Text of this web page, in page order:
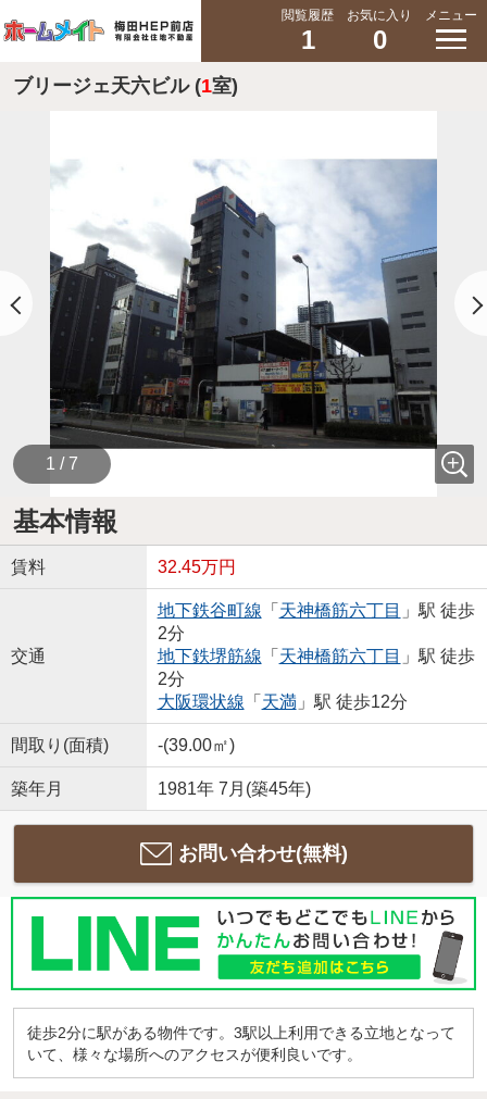
閲覧履歴
1
お気に入り
0
メニュー
ブリージェ天六ビル (1室)
1 / 7
基本情報
賃料 32.45万円
交通
地下鉄谷町線 「 天神橋筋六丁目 」駅 徒歩
2分
地下鉄堺筋線 「 天神橋筋六丁目 」駅 徒歩
2分
大阪環状線 「 天満」駅 徒歩12分
間取り(面積) -(39.00㎡)
築年月 1981年 7月(築45年)
お問い合わせ(無料)
徒歩2分に駅がある物件です。3駅以上利用できる立地となって
いて、様々な場所へのアクセスが便利良いです。